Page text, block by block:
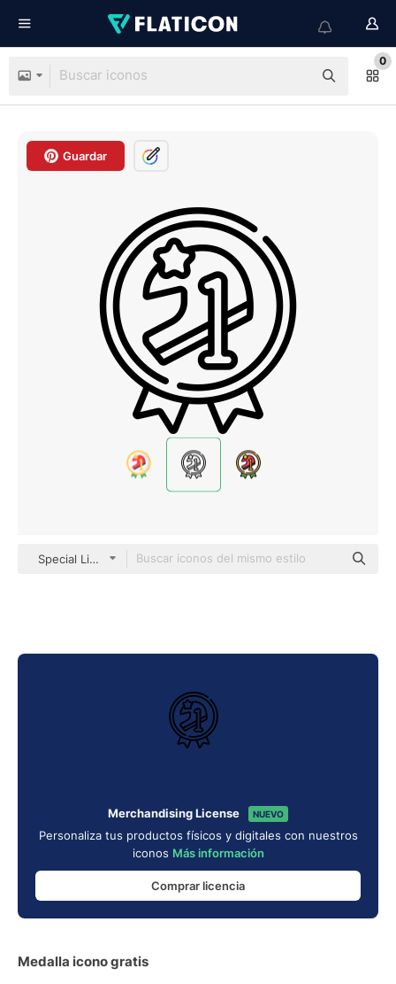
0
Guardar
Special Lineal
Merchandising License NUEVO
Personaliza tus productos físicos y digitales con nuestros
iconos Más información
Comprar licencia
Medalla icono gratis